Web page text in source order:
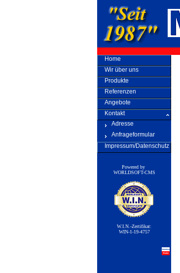
Home
Wir über uns
Produkte
Referenzen
Angebote
Kontakt
Adresse
Anfrageformular
Impressum/Datenschutz
Powered by
WORLDSOFT-CMS
W.I.N.-Zertifikat:
WIN-1-19-4757